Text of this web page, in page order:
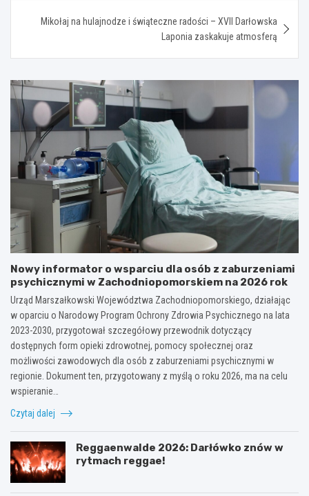
Mikołaj na hulajnodze i świąteczne radości – XVII Darłowska
Laponia zaskakuje atmosferą
Nowy informator o wsparciu dla osób z zaburzeniami
psychicznymi w Zachodniopomorskiem na 2026 rok
Urząd Marszałkowski Województwa Zachodniopomorskiego, działając
w oparciu o Narodowy Program Ochrony Zdrowia Psychicznego na lata
2023-2030, przygotował szczegółowy przewodnik dotyczący
dostępnych form opieki zdrowotnej, pomocy społecznej oraz
możliwości zawodowych dla osób z zaburzeniami psychicznymi w
regionie. Dokument ten, przygotowany z myślą o roku 2026, ma na celu
wspieranie…
Czytaj dalej
Reggaenwalde 2026: Darłówko znów w
rytmach reggae!